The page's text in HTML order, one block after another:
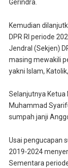
Gerindra.
Kemudian
DPR RI periode
Jendral (Sekjen)
masing mewakili
yakni Islam,
Selanjutnya Ketua
Muhammad
sumpah janji
Usai pengucapan
2019-2024
Sementara